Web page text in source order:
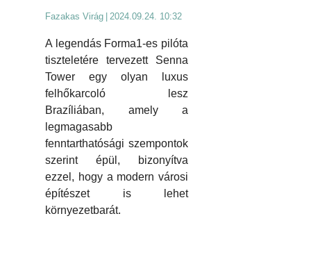
Fazakas Virág 2024.09.24. 10:32
A legendás Forma1-es pilóta
tiszteletére tervezett Senna
Tower egy olyan luxus
felhőkarcoló lesz
Brazíliában, amely a
legmagasabb
fenntarthatósági szempontok
szerint épül, bizonyítva
ezzel, hogy a modern városi
építészet is lehet
környezetbarát.